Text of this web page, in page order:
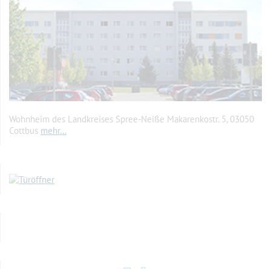
Wohnheim des Landkreises Spree-Neiße Makarenkostr. 5, 03050
Cottbus mehr…